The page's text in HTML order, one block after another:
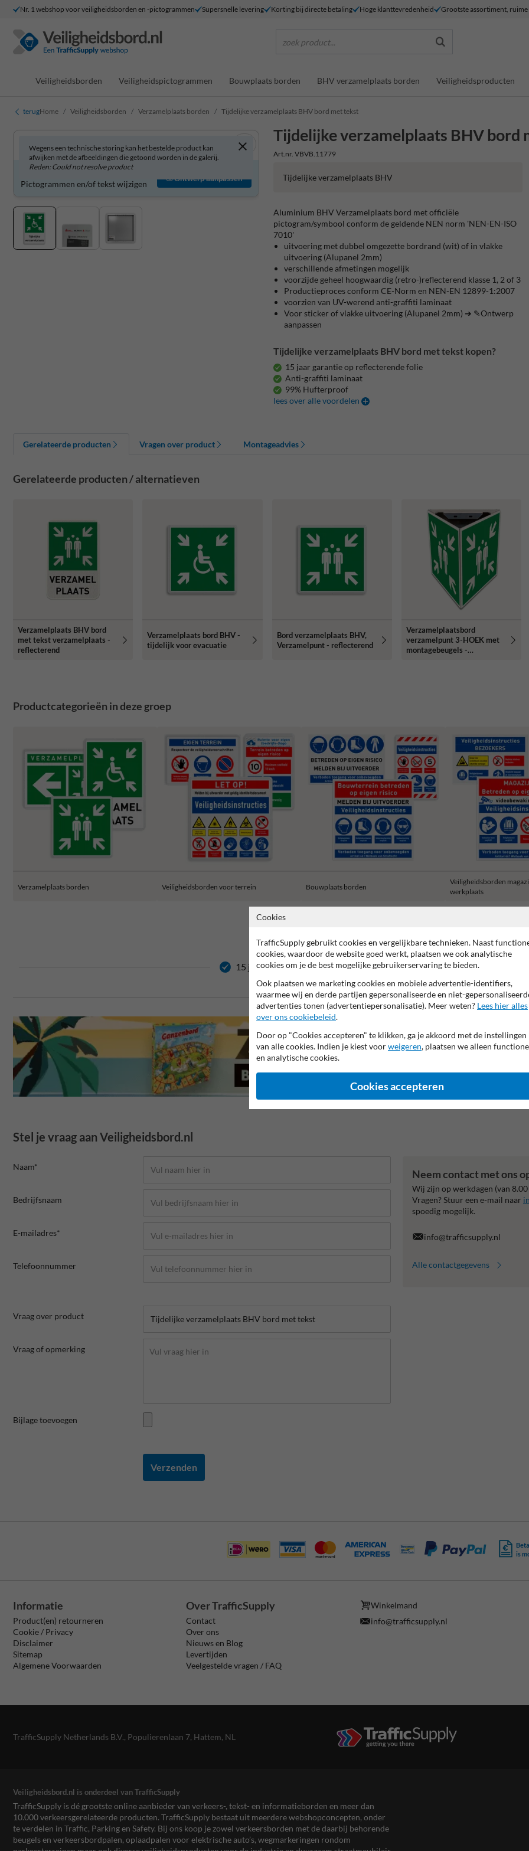
Nr. 1 webshop voor veiligheidsborden en -pictogrammen Supersnelle levering Korting bij directe betaling Hoge klanttevredenheid Grootste assortiment,
zoek product...
Veiligheidsborden Veiligheidspictogrammen Bouwplaats borden BHV verzamelplaats borden Veiligheidsproducten
terugHome Veiligheidsborden Verzamelplaats borden Tijdelijke verzamelplaats BHV bord met tekst
Tijdelijke verzamelplaats BHV bord
Art.nr. VBVB.11779
Wegens een technische storing kan het bestelde product kan
afwijken met de afbeeldingen die getoond worden in de galerij.
Reden: Could not resolve product
Product zelf aanpassen?
Pictogrammen en/of tekst wijzigen
Ontwerp aanpassen Tijdelijke verzamelplaats BHV
Aluminium BHV Verzamelplaats bord met officiële
pictogram/symbool conform de geldende NEN norm 'NEN-EN-ISO
7010'
uitvoering met dubbel omgezette bordrand (wit) of in vlakke
uitvoering (Alupanel 2mm)
verschillende afmetingen mogelijk
voorzijde geheel hoogwaardig (retro-)reflecterend klasse 1, 2 of 3
Productieproces conform CE-Norm en NEN-EN 12899-1:2007
voorzien van UV-werend anti-graffiti laminaat
Voor sticker of vlakke uitvoering (Alupanel 2mm) ➔ ✎Ontwerp
aanpassen
Tijdelijke verzamelplaats BHV bord met tekst kopen?
15 jaar garantie op reflecterende folie
Anti-graffiti laminaat
99% Hufterproof
lees over alle voordelen
Gerelateerde producten Vragen over product Montageadvies
Gerelateerde producten / alternatieven
Verzamelplaats BHV bord
met tekst verzamelplaats -
reflecterend
Verzamelplaats bord BHV -
tijdelijk voor evacuatie
Bord verzamelplaats BHV,
Verzamelpunt - reflecterend
Verzamelplaatsbord
verzamelpunt 3-HOEK met
montagebeugels -
Productcategorieën in deze groep
Verzamelplaats borden Veiligheidsborden voor terrein Bouwplaats borden
Veiligheidsborden
werkplaats
15 jaar garantie op reflecterende folie Anti-graffiti laminaat
Stel je vraag aan Veiligheidsbord.nl
Naam*
Bedrijfsnaam
E-mailadres*
Telefoonnummer
Vraag over product
Vraag of opmerking
Bijlage toevoegen
Verzenden
Neem contact met ons
Wij zijn op werkdagen (van
Vragen? Stuur een e-mail naar
spoedig mogelijk.
info@trafficsupply.nl
Alle contactgegevens
is
Informatie
Product(en) retourneren
Cookie / Privacy
Disclaimer
Sitemap
Algemene Voorwaarden
Over TrafficSupply
Contact
Over ons
Nieuws en Blog
Levertijden
Veelgestelde vragen / FAQ
Winkelmand
info@trafficsupply.nl
TrafficSupply Netherlands B.V., Populierenlaan 7, Hattem, NL
Veiligheidsbord.nl is onderdeel van TrafficSupply
TrafficSupply is dé grootste online aanbieder van verkeers-, tekst- en informatieborden en meer dan
10.000 verkeersgerelateerde producten. TrafficSupply bestaat uit meerdere webshopconcepten, onder
te verdelen in Traffic, Parking en Safety. Bij ons koop je zowel verkeersborden met de daarbij behorende
beugels en verkeersbordpalen, oplaadpalen voor elektrische auto’s, wegmarkeringen rondom
Cookies
TrafficSupply gebruikt cookies en vergelijkbare technieken. Naast
cookies, waardoor de website goed werkt, plaatsen we ook analytische
cookies om je de best mogelijke gebruikerservaring te bieden.
Ook plaatsen we marketing cookies en mobiele advertentie-identifiers,
waarmee wij en derde partijen gepersonaliseerde en niet-
advertenties tonen (advertentiepersonalisatie). Meer weten? Lees hier alles
over ons cookiebeleid.
Door op "Cookies accepteren" te klikken, ga je akkoord met de instellingen
van alle cookies. Indien je kiest voorweigeren, plaatsen we alleen
en analytische cookies.
Cookies accepteren